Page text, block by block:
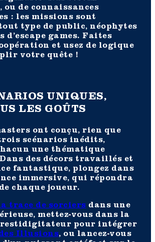
ou de connaissances
: les missions sont
type de public, néophytes
d’escape games. Faites
et usez de logique
votre quête !
UNIQUES,
LES GOÛTS
ont conçu, rien que
scénarios inédits,
une thématique
des décors travaillés et
fantastique, plongez dans
immersive, qui répondra
chaque joueur.
trace de sorciersdans une
mettez-vous dans la
pour intégrer
Illusions, ou lancez-vous